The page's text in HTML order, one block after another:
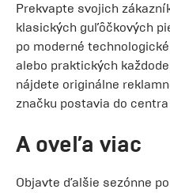
Prekvapte svojich
klasických guľôčkových
po moderné
alebo praktických
nájdete originálne
značku postavia do
A oveľa viac
Objavte ďalšie sezónne